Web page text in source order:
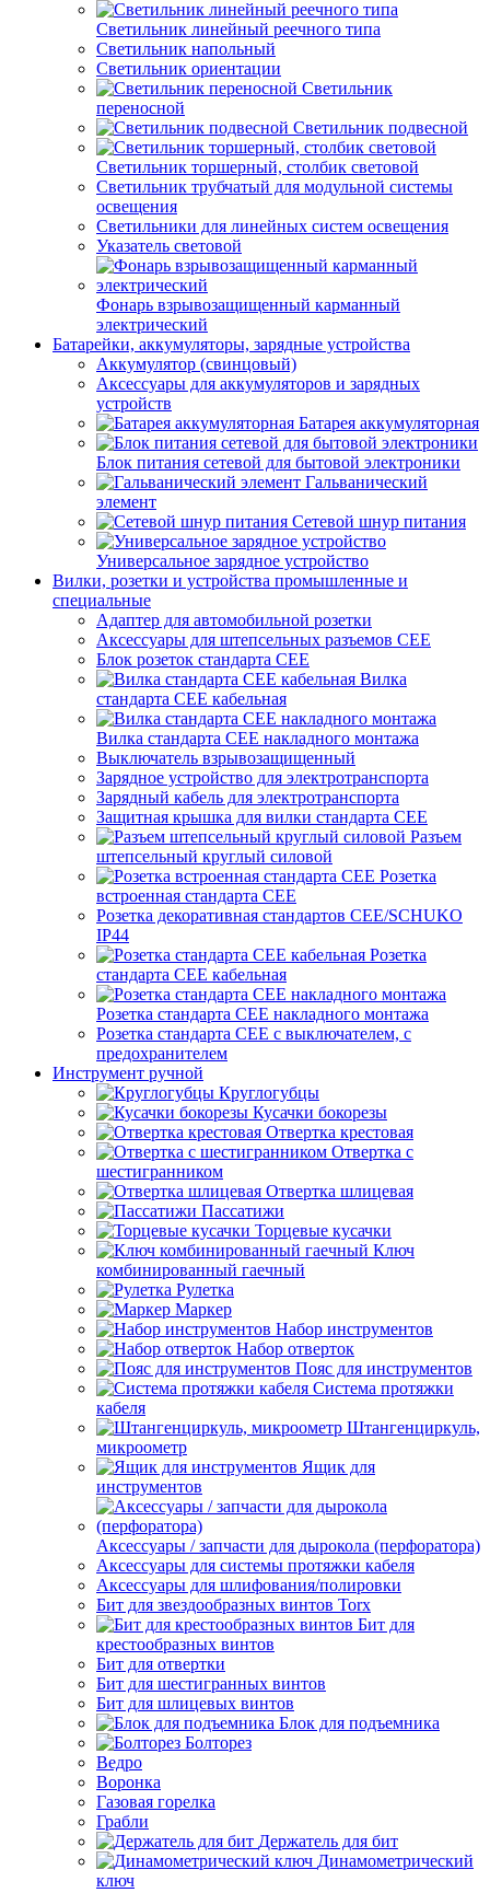
Светильник линейный реечного типа
Светильник напольный
Светильник ориентации
Светильник
переносной
Светильник подвесной
Светильник торшерный, столбик световой
Светильник трубчатый для модульной системы
освещения
Светильники для линейных систем освещения
Указатель световой
Фонарь взрывозащищенный карманный
электрический
Батарейки, аккумуляторы, зарядные устройства
Аккумулятор (свинцовый)
Аксессуары для аккумуляторов и зарядных
устройств
Батарея аккумуляторная
Блок питания сетевой для бытовой электроники
Гальванический
элемент
Сетевой шнур питания
Универсальное зарядное устройство
Вилки, розетки и устройства промышленные и
специальные
Адаптер для автомобильной розетки
Аксессуары для штепсельных разъемов CEE
Блок розеток стандарта CEE
Вилка
стандарта CEE кабельная
Вилка стандарта CEE накладного монтажа
Выключатель взрывозащищенный
Зарядное устройство для электротранспорта
Зарядный кабель для электротранспорта
Защитная крышка для вилки стандарта CEE
Разъем
штепсельный круглый силовой
Розетка
встроенная стандарта CEE
Розетка декоративная стандартов CEE/SCHUKO
IP44
Розетка
стандарта СЕЕ кабельная
Розетка стандарта СЕЕ накладного монтажа
Розетка стандарта СЕЕ с выключателем, с
предохранителем
Инструмент ручной
Круглогубцы
Кусачки бокорезы
Отвертка крестовая
Отвертка с
шестигранником
Отвертка шлицевая
Пассатижи
Торцевые кусачки
Ключ
комбинированный гаечный
Рулетка
Маркер
Набор инструментов
Набор отверток
Пояс для инструментов
Система протяжки
кабеля
Штангенциркуль,
микроометр
Ящик для
инструментов
Аксессуары / запчасти для дырокола (перфоратора)
Аксессуары для системы протяжки кабеля
Аксессуары для шлифования/полировки
Бит для звездообразных винтов Torx
Бит для
крестообразных винтов
Бит для отвертки
Бит для шестигранных винтов
Бит для шлицевых винтов
Блок для подъемника
Болторез
Ведро
Воронка
Газовая горелка
Грабли
Держатель для бит
Динамометрический
ключ